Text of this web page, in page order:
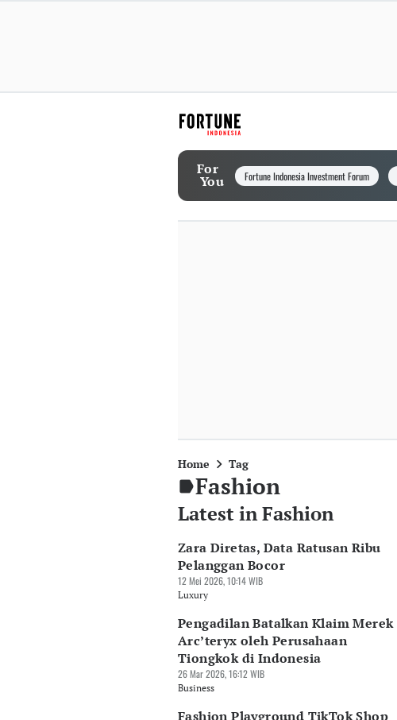
For
You Fortune Indonesia Investment Forum
Home Tag
Fashion
Latest in Fashion
Zara Diretas, Data Ratusan Ribu
Pelanggan Bocor
12 Mei 2026, 10:14 WIB
Luxury
Pengadilan Batalkan Klaim Merek
Arc’teryx oleh Perusahaan
Tiongkok di Indonesia
26 Mar 2026, 16:12 WIB
Business
Fashion Playground TikTok Shop